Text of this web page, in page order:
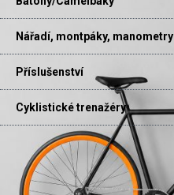
Nářadí, montpáky, manometry
Příslušenství
Cyklistické trenažéry